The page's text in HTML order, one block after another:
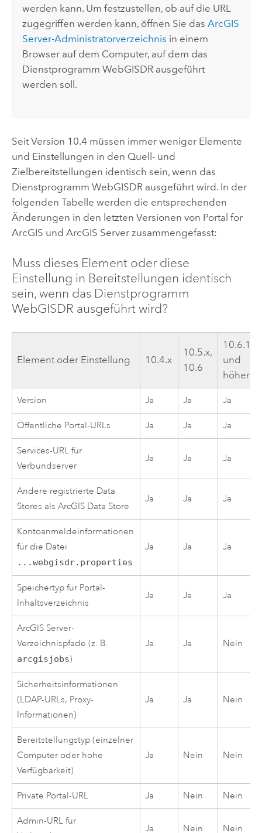
werden kann. Um festzustellen, ob auf die URL
zugegriffen werden kann, öffnen Sie dasArcGIS
Server-Administratorverzeichnis in einem
Browser auf dem Computer, auf dem das
Dienstprogramm WebGISDR ausgeführt
werden soll.
Seit Version 10.4 müssen immer weniger Elemente
und Einstellungen in den Quell- und
Zielbereitstellungen identisch sein, wenn das
Dienstprogramm WebGISDR ausgeführt wird. In der
folgenden Tabelle werden die entsprechenden
Änderungen in den letzten Versionen von Portal for
ArcGIS und ArcGIS Serverzusammengefasst:
Muss dieses Element oder diese
Einstellung in Bereitstellungen identisch
sein, wenn das Dienstprogramm
WebGISDR ausgeführt wird?
Element oder Einstellung 10.4.x
10.5.x,
10.6
10.6.1
und
höher
Version Ja Ja Ja
Öffentliche Portal-URLs Ja Ja Ja
Services-URL für
Verbundserver
Ja Ja Ja
Andere registrierte Data
Stores alsArcGIS Data Store
Ja Ja Ja
Kontoanmeldeinformationen
für die Datei
...webgisdr.properties
Ja Ja Ja
Speichertyp für Portal-
Inhaltsverzeichnis
Ja Ja Ja
ArcGIS Server-
Verzeichnispfade (z. B.
arcgisjobs)
Ja Ja Nein
Sicherheitsinformationen
(LDAP-URLs, Proxy-
Informationen)
Ja Ja Nein
Bereitstellungstyp (einzelner
Computer oder hohe
Verfügbarkeit)
Ja Nein Nein
Private Portal-URL Ja Nein Nein
Admin-URL für
Ja Nein Nein